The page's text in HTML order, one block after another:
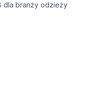
dla branży odzieży